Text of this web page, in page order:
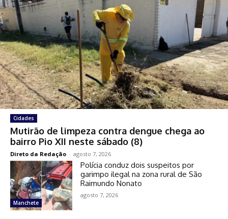
Cidades
Mutirão de limpeza contra dengue chega ao
bairro Pio XII neste sábado (8)
Direto da Redação - agosto 7, 2026
Manchete
Polícia conduz dois suspeitos por
garimpo ilegal na zona rural de São
Raimundo Nonato
agosto 7, 2026